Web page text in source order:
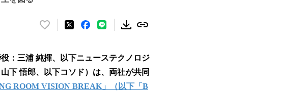
い
！
数
を
：三浦 純揮、以下ニューステクノロジ
下 悟郎、以下コソド）は、両社が共同
ROOM VISION BREAK」（以下「B